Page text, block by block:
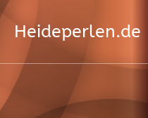
Heideperlen.de